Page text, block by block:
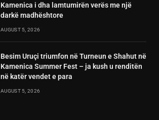
Kamenica i dha lamtumirën verës me një
darkë madhështore
AUGUST 5, 2026
Besim Uruçi triumfon në Turneun e Shahut në
Kamenica Summer Fest – ja kush u renditën
në katër vendet e para
AUGUST 5, 2026